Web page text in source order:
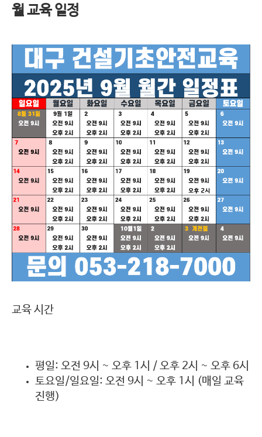
월 교육 일정
교육 시간
평일: 오전 9시 ~ 오후 1시 / 오후 2시 ~ 오후 6시
토요일/일요일: 오전 9시 ~ 오후 1시 (매일 교육
진행)